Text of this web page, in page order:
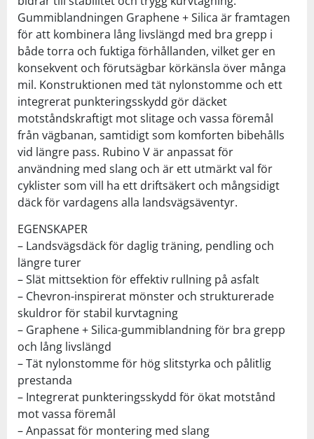
Gummiblandningen Graphene + Silica är framtagen
för att kombinera lång livslängd med bra grepp i
både torra och fuktiga förhållanden, vilket ger en
konsekvent och förutsägbar körkänsla över många
mil. Konstruktionen med tät nylonstomme och ett
integrerat punkteringsskydd gör däcket
motståndskraftigt mot slitage och vassa föremål
från vägbanan, samtidigt som komforten bibehålls
vid längre pass. Rubino V är anpassat för
användning med slang och är ett utmärkt val för
cyklister som vill ha ett driftsäkert och mångsidigt
däck för vardagens alla landsvägsäventyr.
EGENSKAPER
– Landsvägsdäck för daglig träning, pendling och
längre turer
– Slät mittsektion för effektiv rullning på asfalt
– Chevron-inspirerat mönster och strukturerade
skuldror för stabil kurvtagning
– Graphene + Silica-gummiblandning för bra grepp
och lång livslängd
– Tät nylonstomme för hög slitstyrka och pålitlig
prestanda
– Integrerat punkteringsskydd för ökat motstånd
mot vassa föremål
– Anpassat för montering med slang